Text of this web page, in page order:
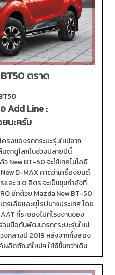
ตราด
Add Line :
ยนะครับ
รงของรถกระบะรุ่นใหม่จาก
ตาดูโลกในช่วงปลายปีนี้
New BT-50 จะใช้เทคโนโลยี
D-MAX คาดว่าเครื่องยนต์
และ 3.0 ลิตร จะเป็นขุมกำลังที่
อีกด้วย Mazda New BT-50
ตรเลียและยุโรปบางประเทศ โดย
ที่ระยองไปที่โรงงานของ
วมมือกันพัฒนารถกระบะรุ่นใหม่
งกลางปี 2019 หลังจากทั้งสอง
ลิตภัณฑ์ใหม่ๆ ให้ดีขึ้นกว่าเดิม